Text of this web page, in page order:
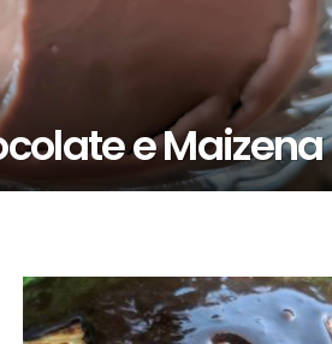
e Maizena